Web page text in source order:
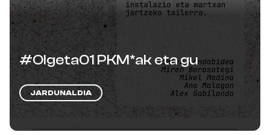
#Olgeta01 PKM*ak eta gu
JARDUNALDIA